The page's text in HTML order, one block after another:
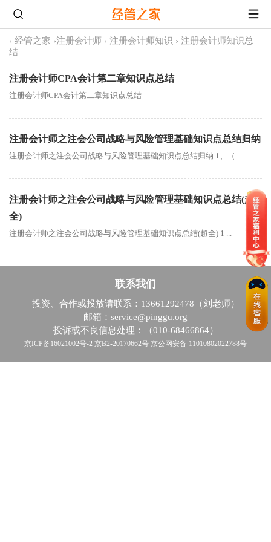
› 经管之家 ›注册会计师 › 注册会计师知识 › 注册会计师知识总
结
注册会计师CPA会计第二章知识点总结
注册会计师CPA会计第二章知识点总结
注册会计师之注会公司战略与风险管理基础知识点总结归纳
注册会计师之注会公司战略与风险管理基础知识点总结归纳 1、（ ...
注册会计师之注会公司战略与风险管理基础知识点总结(超
全)
注册会计师之注会公司战略与风险管理基础知识点总结(超全) 1 ...
联系我们
投资、合作或投放请联系：13661292478（刘老师）
邮箱：service@pinggu.org
投诉或不良信息处理：（010-68466864）
京ICP备16021002号-2 京B2-20170662号 京公网安备 11010802022788号